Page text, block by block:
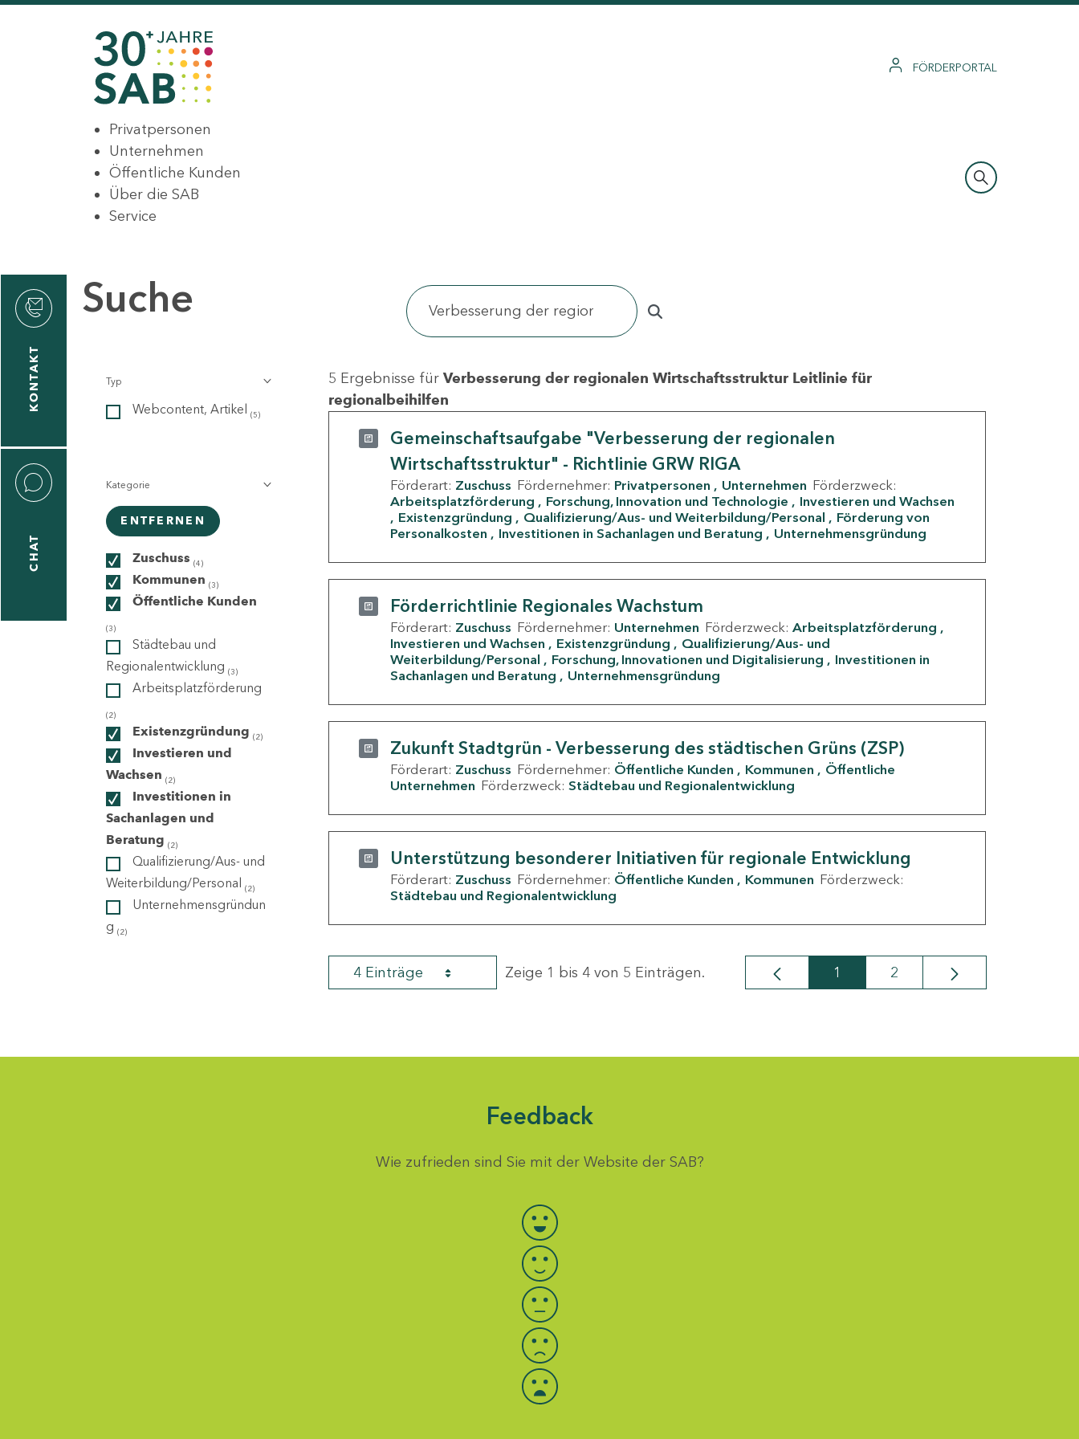
FÖRDERPORTAL
Privatpersonen
Unternehmen
Öffentliche Kunden
Über die SAB
Service
KONTAKT
CHAT
Suche
Typ
Webcontent, Artikel (5)
Kategorie
ENTFERNEN
Zuschuss (4)
Kommunen (3)
Öffentliche Kunden
(3)
Städtebau und
Regionalentwicklung (3)
Arbeitsplatzförderung
(2)
Existenzgründung (2)
Investieren und
Wachsen (2)
Investitionen in
Sachanlagen und
Beratung (2)
Qualifizierung/Aus- und
Weiterbildung/Personal (2)
Unternehmensgründun
g (2)
5 Ergebnisse für Verbesserung der regionalen Wirtschaftsstruktur Leitlinie für
regionalbeihilfen
Gemeinschaftsaufgabe "Verbesserung der regionalen
Wirtschaftsstruktur" - Richtlinie GRW RIGA
Förderart: Zuschuss Fördernehmer: Privatpersonen Unternehmen Förderzweck:
Arbeitsplatzförderung
Forschung, Innovation und Technologie
Investieren und Wachsen
Existenzgründung
Qualifizierung/Aus- und Weiterbildung/Personal
Förderung von
Personalkosten
Investitionen in Sachanlagen und Beratung Unternehmensgründung
Förderrichtlinie Regionales Wachstum
Förderart: Zuschuss Fördernehmer: Unternehmen Förderzweck: Arbeitsplatzförderung
Investieren und Wachsen
Existenzgründung
Qualifizierung/Aus- und
Weiterbildung/Personal
Forschung, Innovationen und Digitalisierung
Investitionen in
Sachanlagen und Beratung
Unternehmensgründung
Zukunft Stadtgrün - Verbesserung des städtischen Grüns (ZSP)
Förderart: Zuschuss Fördernehmer: Öffentliche Kunden Kommunen
Öffentliche
Unternehmen Förderzweck: Städtebau und Regionalentwicklung
Unterstützung besonderer Initiativen für regionale Entwicklung
Förderart: Zuschuss Fördernehmer: Öffentliche Kunden Kommunen Förderzweck:
Städtebau und Regionalentwicklung
4 Einträge Zeige 1 bis 4 von 5 Einträgen. Seite
1 Seite
2
Feedback
Wie zufrieden sind Sie mit der Website der SAB?
Bewertung auswählen